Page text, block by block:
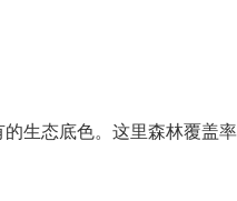
态底色。这里森林覆盖